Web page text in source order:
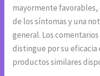
mayormente
de los síntomas y una
general. Los
distingue por su eficacia
productos similares